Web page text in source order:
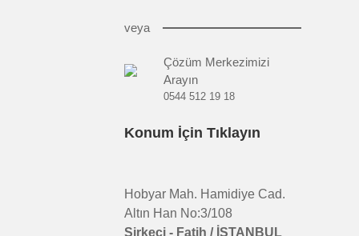
veya
Çözüm Merkezimizi
Arayın
0544 512 19 18
Konum İçin Tıklayın
Hobyar Mah. Hamidiye Cad.
Altın Han No:3/108
Sirkeci - Fatih / İSTANBUL